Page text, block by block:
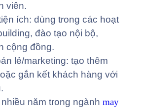
viên.
ích: dùng trong các hoạt
đào tạo nội bộ,
cộng đồng.
lẻ/marketing: tạo thêm
gắn kết khách hàng với
năm trong ngànhmay